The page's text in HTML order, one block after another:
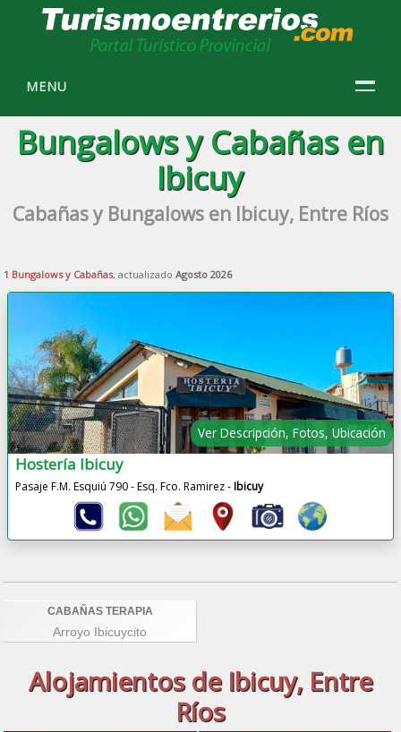
MENU
Bungalows y Cabañas en
Ibicuy
Cabañas y Bungalows en Ibicuy, Entre Ríos
1 Bungalows y Cabañas, actualizadoAgosto 2026
Ver Descripción, Fotos, Ubicación
Hostería Ibicuy
Pasaje F.M. Esquiú 790 - Esq. Fco. Ramirez -Ibicuy
CABAÑAS TERAPIA
Arroyo Ibicuycito
Alojamientos de Ibicuy, Entre
Ríos